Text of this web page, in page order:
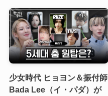
少女時代 ヒョヨン＆振付師
Bada Lee（イ・パダ）が